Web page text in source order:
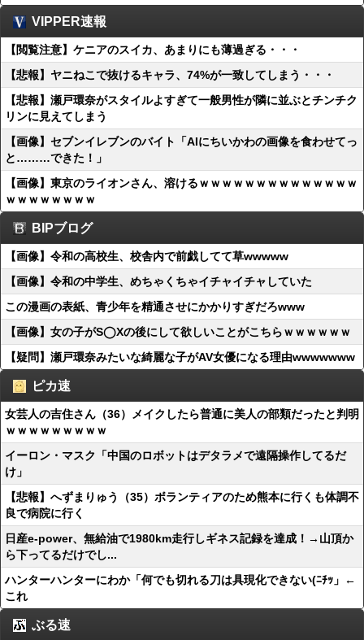
VIPPER速報
【閲覧注意】ケニアのスイカ、あまりにも薄過ぎる・・・
【悲報】ヤニねこで抜けるキャラ、74%が一致してしまう・・・
【悲報】瀬戸環奈がスタイルよすぎて一般男性が隣に並ぶとチンチク
リンに見えてしまう
【画像】セブンイレブンのバイト「AIにちいかわの画像を食わせてっ
と………できた！」
【画像】東京のライオンさん、溶けるｗｗｗｗｗｗｗｗｗｗｗｗｗｗ
ｗｗｗｗｗｗｗｗ
BIPブログ
【画像】令和の高校生、校舎内で前戯してて草wwwww
【画像】令和の中学生、めちゃくちゃイチャイチャしていた
この漫画の表紙、青少年を精通させにかかりすぎだろwww
【画像】女の子がS◯Xの後にして欲しいことがこちらｗｗｗｗｗｗ
【疑問】瀬戸環奈みたいな綺麗な子がAV女優になる理由wwwwwww
ピカ速
女芸人の吉住さん（36）メイクしたら普通に美人の部類だったと判明
ｗｗｗｗｗｗｗｗｗ
イーロン・マスク「中国のロボットはデタラメで遠隔操作してるだ
け」
【悲報】へずまりゅう（35）ボランティアのため熊本に行くも体調不
良で病院に行く
日産e-power、無給油で1980km走行しギネス記録を達成！→山頂か
ら下ってるだけでし...
ハンターハンターにわか「何でも切れる刀は具現化できない(ﾆﾁｯ」←
これ
ぶる速